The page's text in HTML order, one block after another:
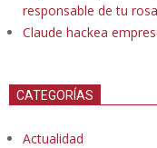
responsable de tu
Claude hackea
CATEGORÍAS
Actualidad